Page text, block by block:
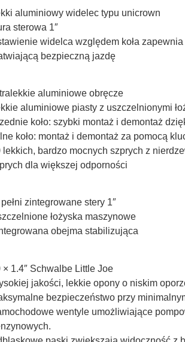
aluminiowy widelec typu unicrown
sterowa 1″
widelca względem koła
bezpieczną jazdę
aluminiowe obręcze
aluminiowe piasty z uszczelnionymi
koło: szybki montaż i demontaż
koło: montaż i demontaż za pomocą
lekkich, bardzo mocnych szprych z
dla większej odporności
zintegrowane stery 1″
łożyska maszynowe
obejma stabilizująca
× 1.4″ Schwalbe Little Joe
jakości, lekkie opony o niskim
bezpieczeństwo przy
wentyle umożliwiające